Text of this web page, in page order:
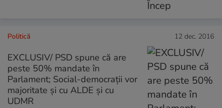
Politică 12 dec. 2016
EXCLUSIV/ PSD spune că are
peste 50% mandate în
Parlament; Social-democrații vor
majoritate și cu ALDE și cu
UDMR